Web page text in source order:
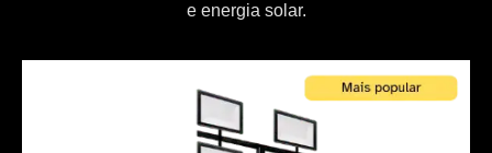
e energia solar.